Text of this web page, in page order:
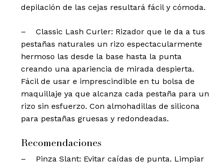
depilación de las cejas resultará fácil y cómoda.
– Classic Lash Curler: Rizador que le da a tus
pestañas naturales un rizo espectacularmente
hermoso las desde la base hasta la punta
creando una apariencia de mirada despierta.
Fácil de usar e imprescindible en tu bolsa de
maquillaje ya que alcanza cada pestaña para un
rizo sin esfuerzo. Con almohadillas de silicona
para pestañas gruesas y redondeadas.
Recomendaciones
– Pinza Slant: Evitar caídas de punta. Limpiar